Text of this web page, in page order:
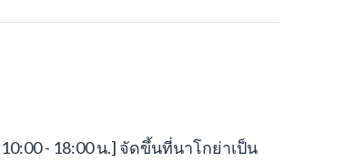
- 18:00 น.] จัดขึ้นที่นาโกย่าเป็น